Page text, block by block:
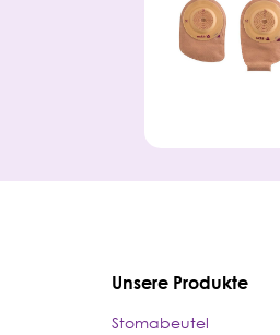
Unsere Produkte
Stomabeutel